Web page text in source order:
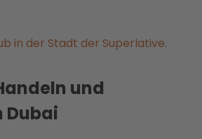
in der Stadt der Superlative.
und
Dubai